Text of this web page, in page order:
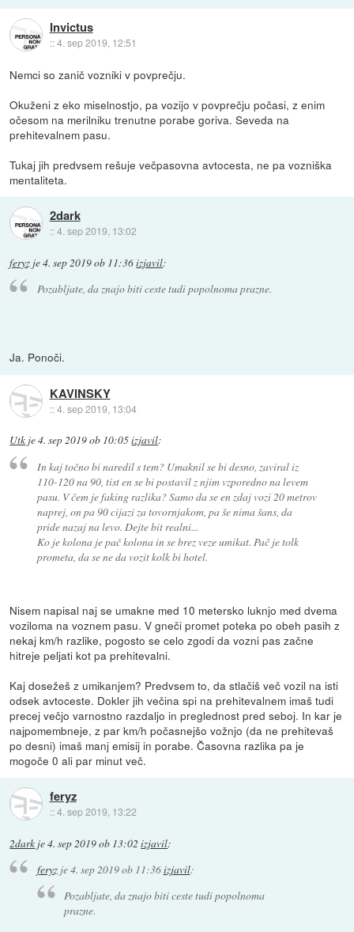
Invictus
::4. sep 2019, 12:51
Nemci so zanič vozniki v povprečju.
Okuženi z eko miselnostjo, pa vozijo v povprečju počasi, z enim
očesom na merilniku trenutne porabe goriva. Seveda na
prehitevalnem pasu.
Tukaj jih predvsem rešuje večpasovna avtocesta, ne pa vozniška
mentaliteta.
2dark
::4. sep 2019, 13:02
feryz je4. sep 2019 ob 11:36izjavil:
Pozabljate, da znajo biti ceste tudi popolnoma prazne.
Ja. Ponoči.
KAVINSKY
::4. sep 2019, 13:04
Utk je4. sep 2019 ob 10:05izjavil:
In kaj točno bi naredil s tem? Umaknil se bi desno, zaviral iz
110-120 na 90, tist en se bi postavil z njim vzporedno na levem
pasu. V čem je faking razlika? Samo da se en zdaj vozi 20 metrov
naprej, on pa 90 cijazi za tovornjakom, pa še nima šans, da
pride nazaj na levo. Dejte bit realni...
Ko je kolona je pač kolona in se brez veze umikat. Pač je tolk
prometa, da se ne da vozit kolk bi hotel.
Nisem napisal naj se umakne med 10 metersko luknjo med dvema
voziloma na voznem pasu. V gneči promet poteka po obeh pasih z
nekaj km/h razlike, pogosto se celo zgodi da vozni pas začne
hitreje peljati kot pa prehitevalni.
Kaj dosežeš z umikanjem? Predvsem to, da stlačiš več vozil na isti
odsek avtoceste. Dokler jih večina spi na prehitevalnem imaš tudi
precej večjo varnostno razdaljo in preglednost pred seboj. In kar je
najpomembneje, z par km/h počasnejšo vožnjo (da ne prehitevaš
po desni) imaš manj emisij in porabe. Časovna razlika pa je
mogoče 0 ali par minut več.
feryz
::4. sep 2019, 13:22
2dark je4. sep 2019 ob 13:02 izjavil:
feryzje4. sep 2019 ob 11:36izjavil:
Pozabljate, da znajo biti ceste tudi popolnoma
prazne.